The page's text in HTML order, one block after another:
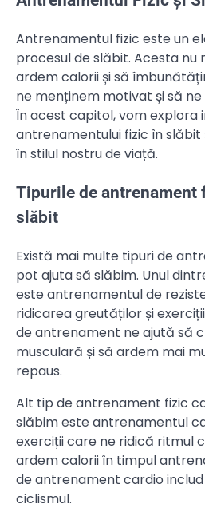
Antrenamentul fizic este un
procesul de slăbit. Acesta nu
ardem calorii și să
ne menținem motivat și să
În acest capitol, vom explora
antrenamentului fizic în
în stilul nostru de viață.
Tipurile de antrenament
slăbit
Există mai multe tipuri de
pot ajuta să slăbim. Unul
este antrenamentul de
ridicarea greutăților și
de antrenament ne ajută să
musculară și să ardem mai
repaus.
Alt tip de antrenament fizic
slăbim este antrenamentul
exerciții care ne ridică ritmul
ardem calorii în timpul
de antrenament cardio
ciclismul.